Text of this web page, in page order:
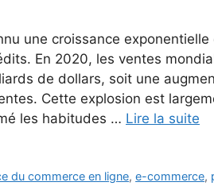
une croissance
En 2020, les ventes
de dollars, soit une
Cette explosion est
les habitudes … Lire la suite
du commerce en ligne,e-commerce,